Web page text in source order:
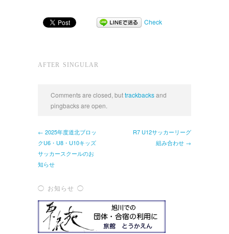
Check
AFTER SINGULAR
Comments are closed, buttrackbacksand
pingbacks are open.
← 2025年度道北ブロッ
クU6・U8・U10キッズ
サッカースクールのお
知らせ
R7 U12サッカーリーグ
組み合わせ →
◯ お知らせ ◯